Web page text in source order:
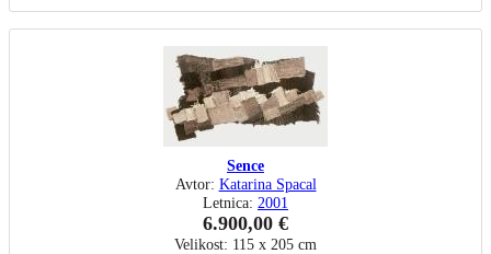
Sence
Avtor: Katarina Spacal
Letnica: 2001
6.900,00 €
Velikost: 115 x 205 cm